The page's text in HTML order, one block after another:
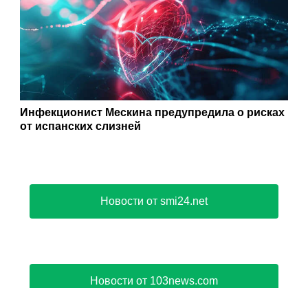
Инфекционист Мескина предупредила о рисках
от испанских слизней
Новости от smi24.net
Новости от 103news.com